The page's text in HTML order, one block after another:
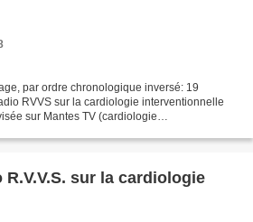
par ordre chronologique inversé: 19
RVVS sur la cardiologie interventionnelle
sur Mantes TV (cardiologie
sur la cardiologie